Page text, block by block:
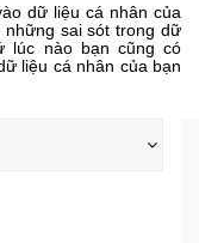
dữ liệu cá nhân của
những sai sót trong dữ
lúc nào bạn cũng có
liệu cá nhân của bạn